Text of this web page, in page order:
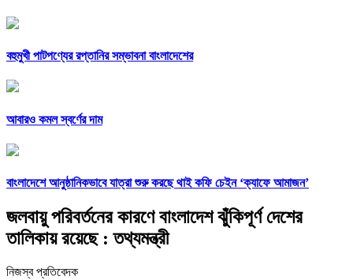
বহুমুখী পাটপণ্যের রপ্তানির সম্ভাবনা বাংলাদেশের
আবারও কমল স্বর্ণের দাম
বাংলাদেশে আনুষ্ঠানিকভাবে যাত্রা শুরু করছে থাই কফি চেইন ‘ক্যাফে আমাজন’
জলবায়ু পরিবর্তনের কারণে বাংলাদেশ ঝুঁকিপূর্ণ দেশের
তালিকায় রয়েছে : তথ্যমন্ত্রী
নিজস্ব প্রতিবেদক